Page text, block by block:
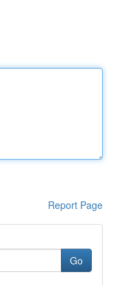
Report Page
Go